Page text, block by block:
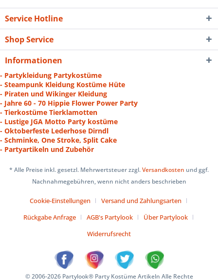
Service Hotline
Shop Service
Informationen
- Partykleidung Partykostüme
- Steampunk Kleidung Kostüme Hüte
- Piraten und Wikinger Kleidung
- Jahre 60 - 70 Hippie Flower Power Party
- Tierkostüme Tierklamotten
- Lustige JGA Motto Party kostüme
- Oktoberfeste Lederhose Dirndl
- Schminke, One Stroke, Split Cake
- Partyartikeln und Zubehör
* Alle Preise inkl. gesetzl. Mehrwertsteuer zzgl.Versandkosten und ggf.
Nachnahmegebühren, wenn nicht anders beschrieben
Cookie-Einstellungen
Versand und Zahlungsarten
Rückgabe Anfrage
AGB's Partylook
Über Partylook
Widerrufsrecht
© 2006-2026 Partylook® Party Kostüme Artikeln Alle Rechte